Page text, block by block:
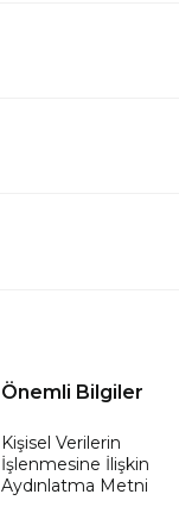
Önemli Bilgiler
Kişisel Verilerin
İşlenmesine İlişkin
Aydınlatma Metni